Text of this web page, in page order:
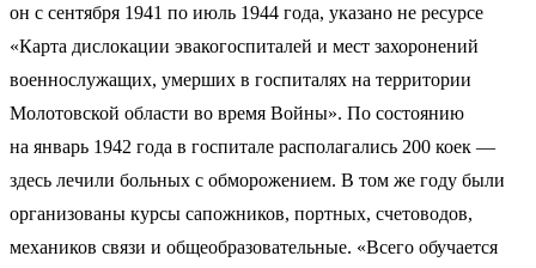
он с сентября 1941 по июль 1944 года, указано не ресурсе
«Карта дислокации эвакогоспиталей и мест захоронений
военнослужащих, умерших в госпиталях на территории
Молотовской области во время Войны». По состоянию
на январь 1942 года в госпитале располагались 200 коек —
здесь лечили больных с обморожением. В том же году были
организованы курсы сапожников, портных, счетоводов,
механиков связи и общеобразовательные. «Всего обучается